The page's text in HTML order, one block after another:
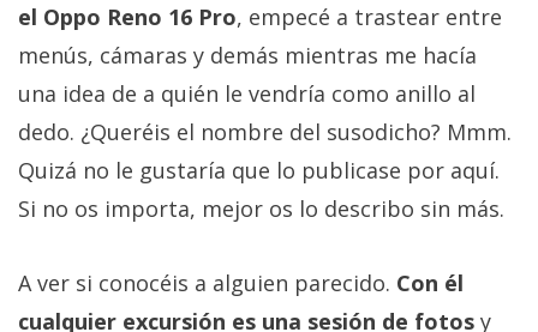
el Oppo Reno 16 Pro, empecé a trastear entre
menús, cámaras y demás mientras me hacía
una idea de a quién le vendría como anillo al
dedo. ¿Queréis el nombre del susodicho? Mmm.
Quizá no le gustaría que lo publicase por aquí.
Si no os importa, mejor os lo describo sin más.
A ver si conocéis a alguien parecido. Con él
cualquier excursión es una sesión de fotos y